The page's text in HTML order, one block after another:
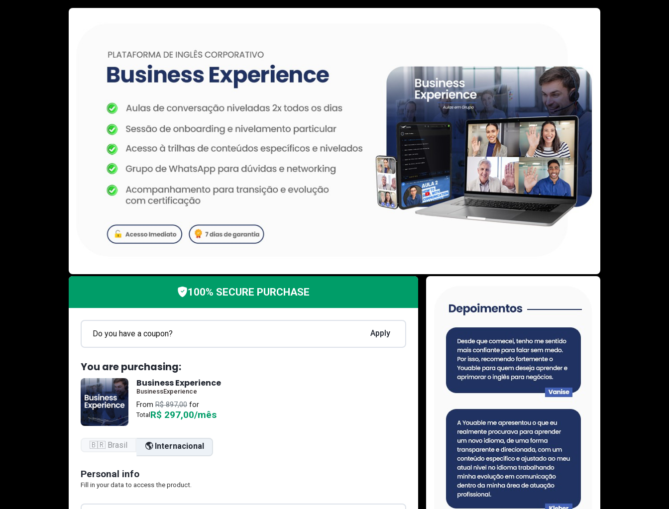
100% SECURE PURCHASE
Apply
Do you have a coupon?
You are purchasing:
Business Experience
BusinessExperience
From R$ 897,00 for
Total R$ 297,00/mês
🇧🇷 Brasil 🌎 Internacional
Personal info
Fill in your data to access the product.